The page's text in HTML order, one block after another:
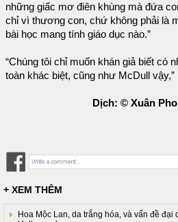
những giấc mơ điên khùng mà đứa
chỉ vì thương con, chứ không phải là
bài học mang tính giáo dục nào.”
“Chúng tôi chỉ muốn khán giả biết có
toàn khác biệt, cũng như McDull vậy,”
Dịch: © Xuân
+ XEM THÊM
Hoa Mộc Lan, da trắng hóa, và vấn đề